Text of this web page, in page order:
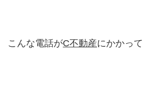
こんな電話がC不動産にかかって